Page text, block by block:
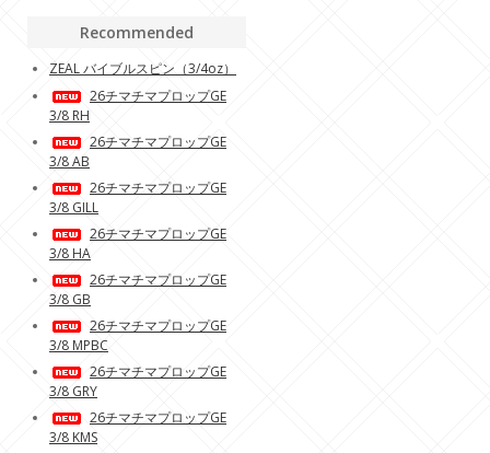
Recommended
ZEAL バイブルスピン（3/4oz）
26チマチマプロップGE
3/8 RH
26チマチマプロップGE
3/8 AB
26チマチマプロップGE
3/8 GILL
26チマチマプロップGE
3/8 HA
26チマチマプロップGE
3/8 GB
26チマチマプロップGE
3/8 MPBC
26チマチマプロップGE
3/8 GRY
26チマチマプロップGE
3/8 KMS